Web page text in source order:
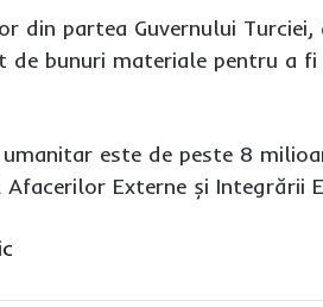
din partea Guvernului
de bunuri materiale pentru a
este de peste 8
Externe și Integrării